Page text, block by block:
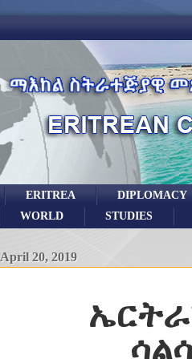
DIPLOMACY
ERITREA
STUDIES
WORLD
April 20, 2019